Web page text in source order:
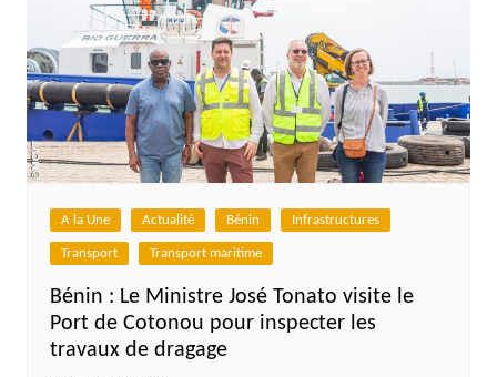
A la Une Actualité Bénin Infrastructures
Transport Transport maritime
Bénin : Le Ministre José Tonato visite le
Port de Cotonou pour inspecter les
travaux de dragage